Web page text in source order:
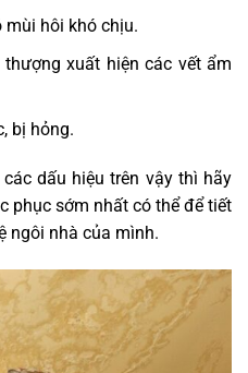
mùi hôi khó chịu.
xuất hiện các vết ẩm
bị hỏng.
dấu hiệu trên vậy thì hãy
phục sớm nhất có thể để tiết
ngôi nhà của mình.